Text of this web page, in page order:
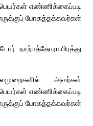
எண்ணிக்கைப்படி
போகத்தக்கவர்கள்
நாற்பத்தோராயிரத்து
அவர்கள்
எண்ணிக்கைப்படி
போகத்தக்கவர்கள்